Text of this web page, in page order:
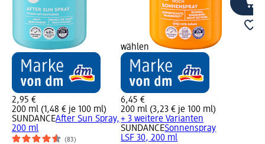
2,95 €
200 ml (1,48 € je 100 ml)
SUNDANCEAfter Sun Spray,
200 ml
(83)
wählen
6,45 €
200 ml (3,23 € je 100 ml)
+ 3 weitere Varianten
SUNDANCESonnenspray
LSF 30, 200 ml